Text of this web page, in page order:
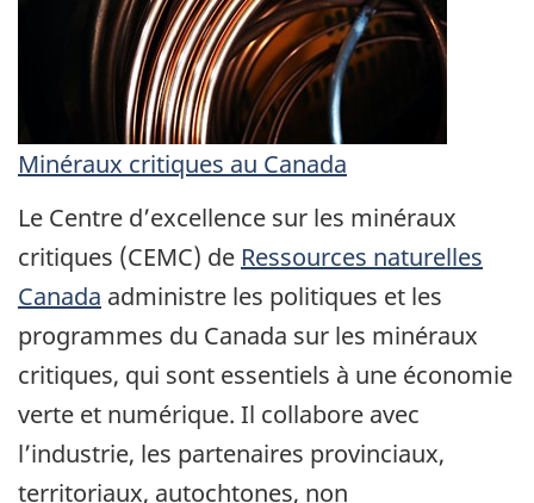
Minéraux critiques au Canada
Le Centre d’excellence sur les minéraux
critiques (CEMC) de Ressources naturelles
Canada administre les politiques et les
programmes du Canada sur les minéraux
critiques, qui sont essentiels à une économie
verte et numérique. Il collabore avec
l’industrie, les partenaires provinciaux,
territoriaux, autochtones, non